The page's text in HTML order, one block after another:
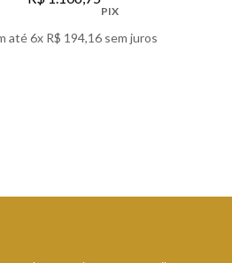
PIX
até6x R$ 194,16sem juros